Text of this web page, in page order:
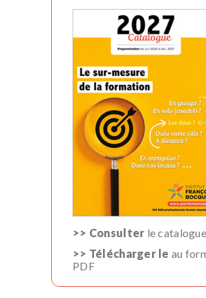
>> Consulter le
>> Télécharger le au
PDF